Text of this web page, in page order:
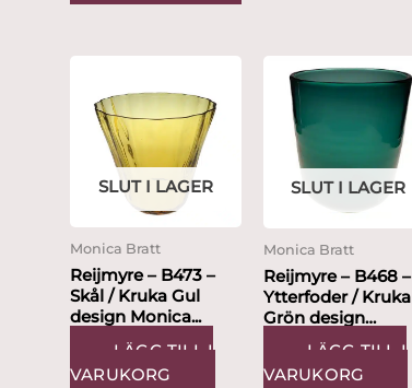
SLUT I LAGER
Monica Bratt
Reijmyre – B473 –
Skål / Kruka Gul
design Monica...
LÄGG TILL I
VARUKORG
SLUT I LAGER
Monica Bratt
Reijmyre – B468 –
Ytterfoder / Kruka
Grön design
Monica...
LÄGG TILL I
VARUKORG